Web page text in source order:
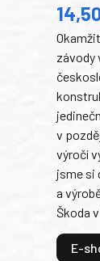
závody
v
výročí
jsme si
a
Škoda v
E-